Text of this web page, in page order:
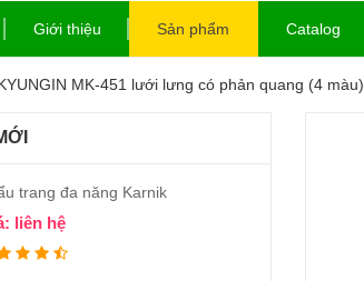
Giới thiệu Sản phẩm Catalog
MK-451 lưới lưng có phản quang (4 màu)
trang đa năng Karnik
liên hệ